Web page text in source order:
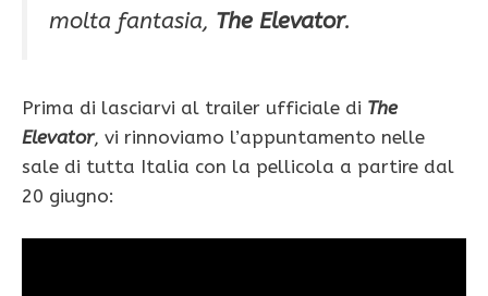
molta fantasia, The Elevator.
Prima di lasciarvi al trailer ufficiale di The
Elevator, vi rinnoviamo l’appuntamento nelle
sale di tutta Italia con la pellicola a partire dal
20 giugno: